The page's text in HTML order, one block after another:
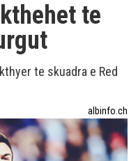
te
te skuadra e Red
albinfo.ch